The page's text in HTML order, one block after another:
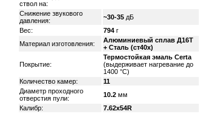
ствол на:
Снижение звукового
давления:
~30-35 дБ
Вес:
794 г
Материал изготовления:
Алюминиевый сплав Д16Т
+ Сталь (ст40х)
Покрытие:
Термостойкая эмаль Certa
(выдерживает нагревание до
1400 °C)
Количество камер:
11
Диаметр проходного
отверстия пули:
10.2мм
Калибр:
7.62x54R